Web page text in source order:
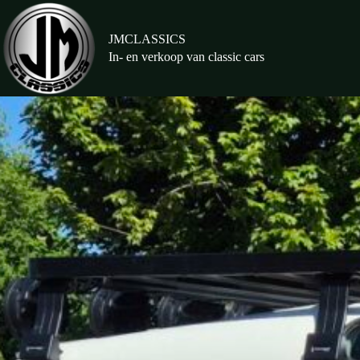
naar
de
inhoud
JMCLASSICS
In- en verkoop van classic cars